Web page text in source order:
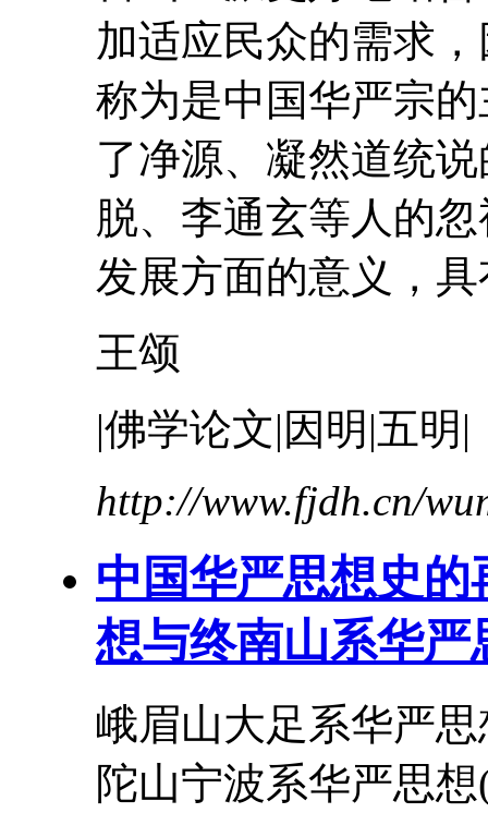
加适应民众的需求
称为是中国华严宗
了净源、凝然道统
脱、 李通玄等人的
发展方面的意义，
王颂
|佛学论文|因明|五明|
http://www.fjdh.cn/
中国华严思想史
想与终南山系华严
峨眉山大足系华严
陀山宁波系华严思